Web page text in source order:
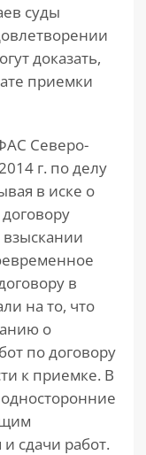
суды
доказать,
приемки
Северо-
г. по делу
в иске о
взыскании
в
на то, что
о
по договору
к приемке. В
сдачи работ.